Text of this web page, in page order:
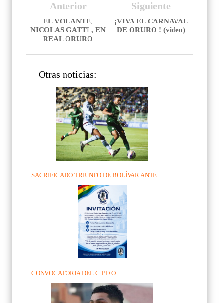
Siguiente
¡VIVA EL CARNAVAL
DE ORURO ! (video)
Anterior
EL VOLANTE,
NICOLAS GATTI , EN
REAL ORURO
Otras noticias:
SACRIFICADO TRIUNFO DE BOLÍVAR ANTE...
CONVOCATORIA DEL C.P.D.O.